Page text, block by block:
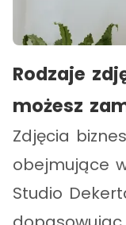
Rodzaje
możesz
Zdjęcia
obejmujące
Studio